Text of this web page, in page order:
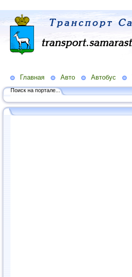
Главная Авто Автобус
Поиск на портале...